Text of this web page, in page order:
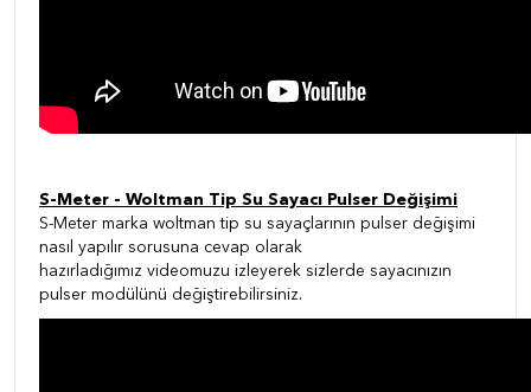
S-Meter - Woltman Tip Su Sayacı Pulser Değişimi
S-Meter marka woltman tip su sayaçlarının pulser değişimi
nasıl yapılır sorusuna cevap olarak
hazırladığımız videomuzu izleyerek sizlerde sayacınızın
pulser modülünü değiştirebilirsiniz.